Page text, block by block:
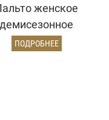
женское
демисезонное
25775 (серо-
ПОДРОБНЕЕ